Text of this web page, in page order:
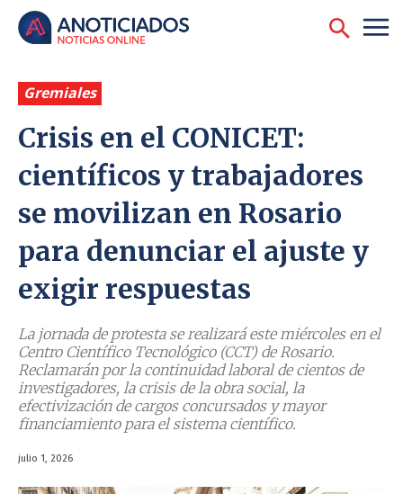
Gremiales
Crisis en el CONICET:
científicos y trabajadores
se movilizan en Rosario
para denunciar el ajuste y
exigir respuestas
La jornada de protesta se realizará este miércoles en el
Centro Científico Tecnológico (CCT) de Rosario.
Reclamarán por la continuidad laboral de cientos de
investigadores, la crisis de la obra social, la
efectivización de cargos concursados y mayor
financiamiento para el sistema científico.
julio 1, 2026